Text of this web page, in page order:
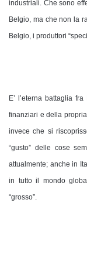
industriali. Che sono
Belgio, ma che non la
Belgio, i produttori
E’ l’eterna battaglia
finanziari e della
invece che si
“gusto” delle cose
attualmente; anche in
in tutto il mondo
“grosso”.